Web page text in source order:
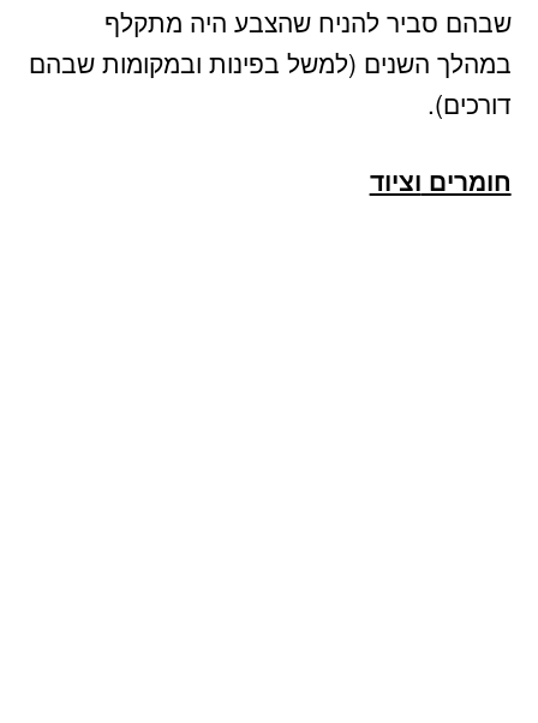
שבהם סביר להניח שהצבע היה מתקלף
במהלך השנים (למשל בפינות ובמקומות שבהם
דורכים).
חומרים וציוד